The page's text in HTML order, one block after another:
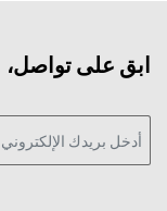
‫ابق على تواصل،